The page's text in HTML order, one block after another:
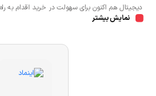
دیجیتال هم اکنون برای سهولت در خرید اقدام به راه
نموده است تا مشتریان عزیز یک خرید راحت و
در اصفهان به صورت حضوری و یا اینترنتی اقدام
نمایش بیشتر